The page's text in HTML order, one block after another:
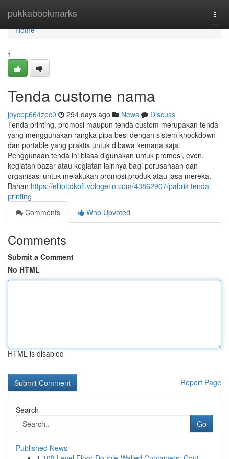
pukkabookmarks
Home
Home
1
Tenda custome nama
joycep664zpc0 294 days ago News
Discuss
Tenda printing, promosi maupun tenda custom merupakan tenda
yang menggunakan rangka pipa besi dengan sistem knockdown
dan portable yang praktis untuk dibawa kemana saja.
Penggunaan tenda ini biasa digunakan untuk promosi, even,
kegiatan bazar atau kegiatan lainnya bagi perusahaan dan
organisasi untuk melakukan promosi produk atau jasa mereka.
Bahan https://elliottdkbfl.vblogetin.com/43862907/pabrik-tenda-
printing
Comments
Who Upvoted
Comments
Submit a Comment
No HTML
HTML is disabled
Report Page
Search
Go
Published News